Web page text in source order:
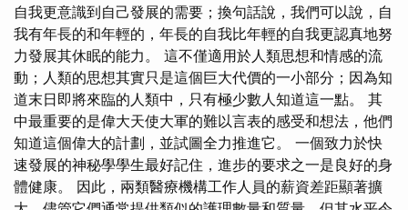
自我更意識到自己發展的需要；換句話說，我們可以說，自
我有年長的和年輕的，年長的自我比年輕的自我更認真地努
力發展其休眠的能力。 這不僅適用於人類思想和情感的流
動；人類的思想其實只是這個巨大代價的一小部分；因為知
道末日即將來臨的人類中，只有極少數人知道這一點。 其
中最重要的是偉大天使大軍的難以言表的感受和想法，他們
知道這個偉大的計劃，並試圖全力推進它。 一個致力於快
速發展的神秘學學生最好記住，進步的要求之一是良好的身
體健康。 因此，兩類醫療機構工作人員的薪資差距顯著擴